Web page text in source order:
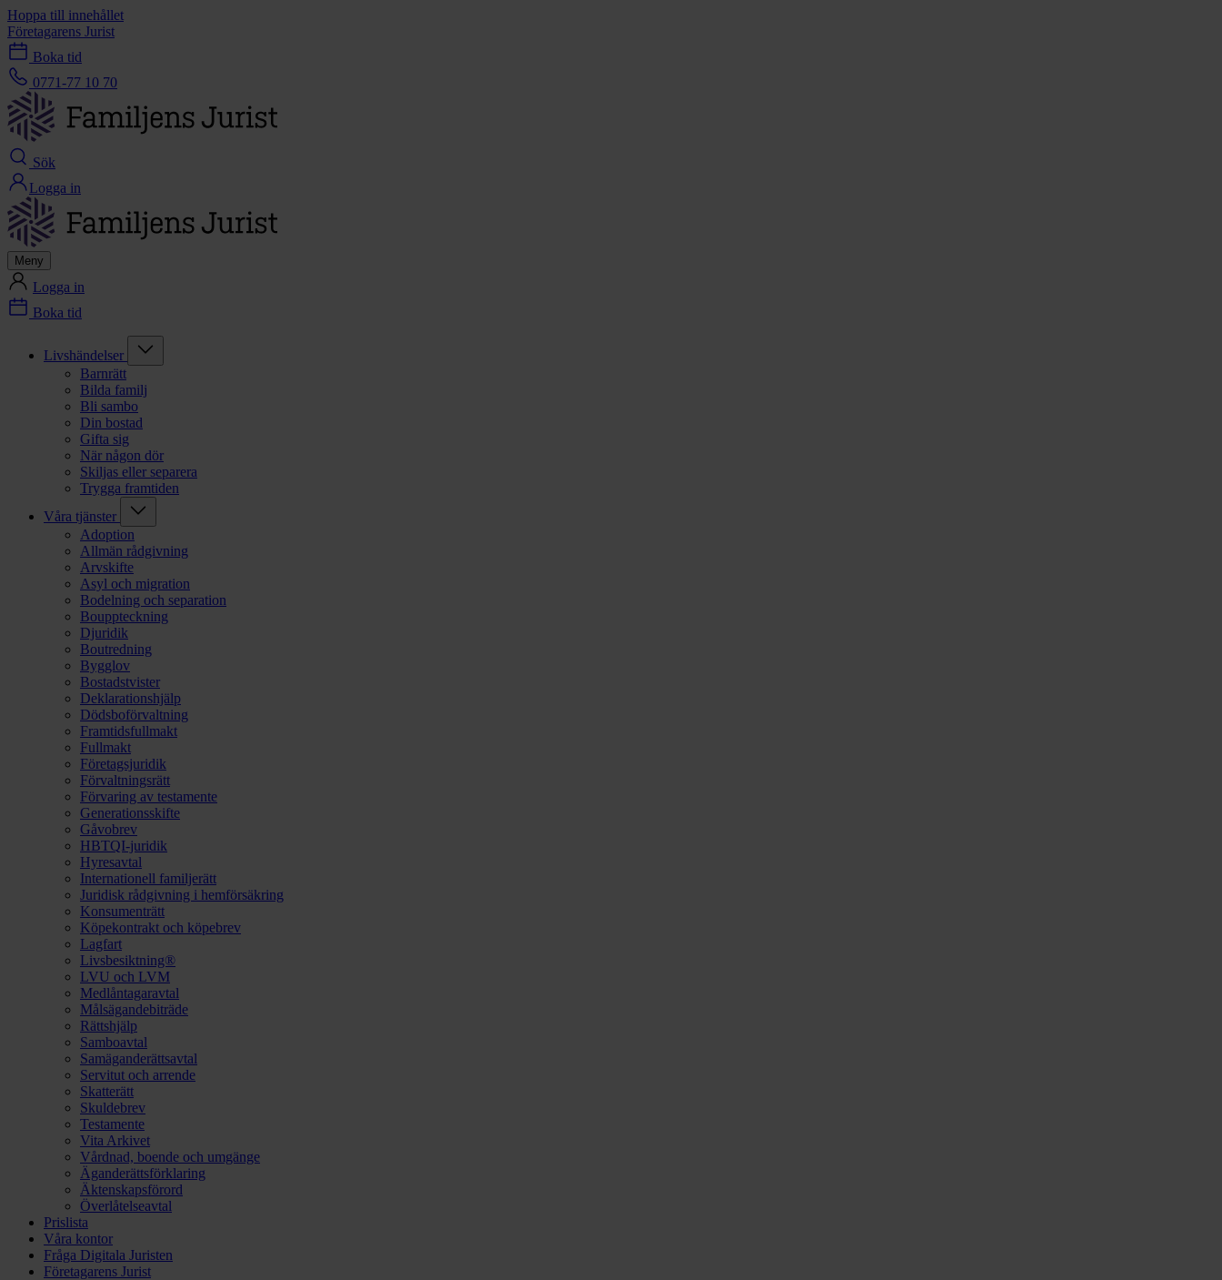
Hoppa till innehållet
Företagarens Jurist
Boka tid
0771-77 10 70
Sök
Logga in
Meny
Logga in
Boka tid
Livshändelser
Barnrätt
Bilda familj
Bli sambo
Din bostad
Gifta sig
När någon dör
Skiljas eller separera
Trygga framtiden
Våra tjänster
Adoption
Allmän rådgivning
Arvskifte
Asyl och migration
Bodelning och separation
Bouppteckning
Djuridik
Boutredning
Bygglov
Bostadstvister
Deklarationshjälp
Dödsboförvaltning
Framtidsfullmakt
Fullmakt
Företagsjuridik
Förvaltningsrätt
Förvaring av testamente
Generationsskifte
Gåvobrev
HBTQI-juridik
Hyresavtal
Internationell familjerätt
Juridisk rådgivning i hemförsäkring
Konsumenträtt
Köpekontrakt och köpebrev
Lagfart
Livsbesiktning®
LVU och LVM
Medlåntagaravtal
Målsägandebiträde
Rättshjälp
Samboavtal
Samäganderättsavtal
Servitut och arrende
Skatterätt
Skuldebrev
Testamente
Vita Arkivet
Vårdnad, boende och umgänge
Äganderättsförklaring
Äktenskapsförord
Överlåtelseavtal
Prislista
Våra kontor
Fråga Digitala Juristen
Företagarens Jurist